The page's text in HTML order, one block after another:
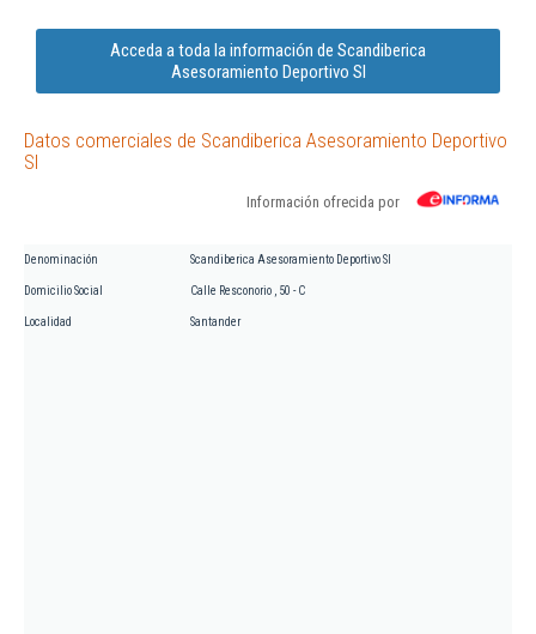
Acceda a toda la información de Scandiberica
Asesoramiento Deportivo Sl
Datos comerciales de Scandiberica Asesoramiento Deportivo
Sl
Información ofrecida por
Denominación Scandiberica Asesoramiento Deportivo Sl
Domicilio Social Calle Resconorio , 50 - C
Localidad Santander